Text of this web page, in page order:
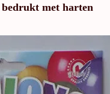
met harten